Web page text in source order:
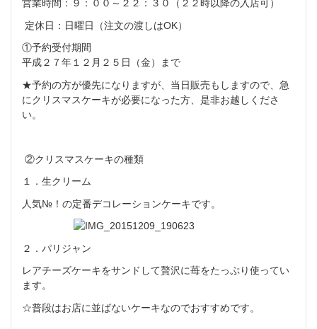
営業時間：９：００～２２：３０（２２時以降の入店可）
定休日：日曜日（注文の渡しはOK）
①予約受付期間
平成２７年１２月２５日（金）まで
★予約の方が優先になりますが、当日販売もしますので、 急
にクリスマスケーキが必要になった方、是非お越しくださ
い。
②クリスマスケーキの種類
１．生クリーム
人気№！の定番デコレーションケーキです。
２．パリジャン
レアチーズケーキをサンドして贅沢に苺をたっぷり使ってい
ます。
☆普段はお店に並ばないケーキなのでおすすめです。